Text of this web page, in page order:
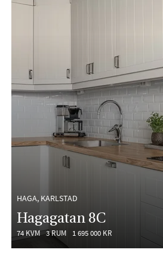
HAGA, KARLSTAD
Hagagatan 8C
74 KVM 3 RUM 1 695 000 KR